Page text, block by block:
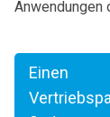
Anwendungen
Einen